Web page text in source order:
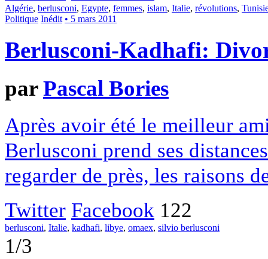
Algérie, berlusconi, Egypte, femmes, islam, Italie, révolutions,
Politique Inédit • 5 mars 2011
Berlusconi-Kadhafi:
parPascal Bories
Après avoir été le meilleur
Berlusconi prend ses
regarder de près, les raisons
Twitter Facebook 122
berlusconi, Italie, kadhafi, libye, omaex, silvio berlusconi
1/3